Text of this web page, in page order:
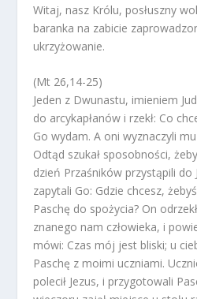
Witaj, nasz Królu, posłuszny
baranka na zabicie
ukrzyżowanie.
(Mt 26,14-25)
Jeden z Dwunastu, imieniem
do arcykapłanów i rzekł: Co
Go wydam. A oni wyznaczyli
Odtąd szukał sposobności,
dzień Przaśników przystąpili do
zapytali Go: Gdzie chcesz,
Paschę do spożycia? On
znanego nam człowieka, i
mówi: Czas mój jest bliski; u
Paschę z moimi uczniami.
polecił Jezus, i przygotowali